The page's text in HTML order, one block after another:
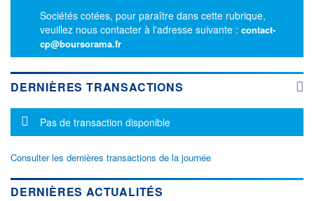
Sociétés cotées, pour paraître dans cette rubrique,
veuillez nous contacter à l'adresse suivante : contact-
cp@boursorama.fr
DERNIÈRES TRANSACTIONS
Message d'information
Pas de transaction disponible
Consulter les dernières transactions de la journée
DERNIÈRES ACTUALITÉS